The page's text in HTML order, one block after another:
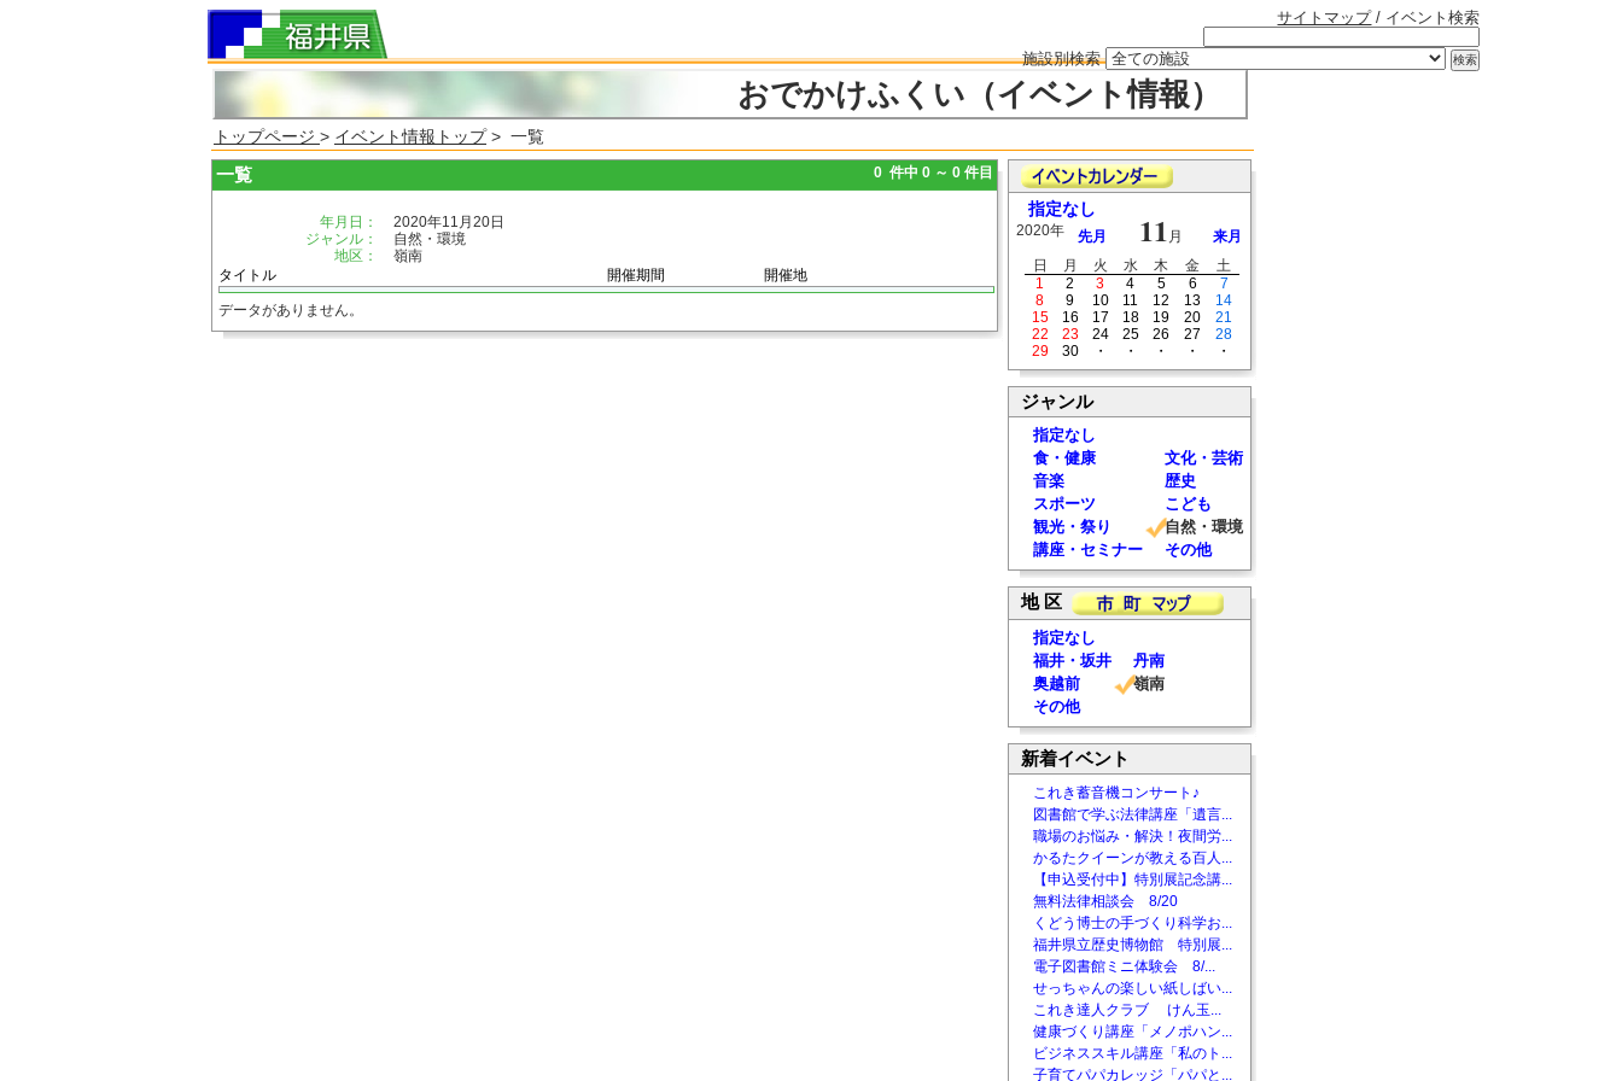
サイトマップ/ イベント検索
施設別検索
おでかけふくい（イベント情報）
トップページ > イベント情報トップ> 一覧
一覧 0 件中 0 ～ 0 件目
年月日：
2020年11月20日
ジャンル：
自然・環境
地区：
嶺南
タイトル
開催期間 開催地
データがありません。
指定なし
2020年 先月 11 月
来月
日
月 火 水 木 金
土
1
2 3 4 5 6
7
8
9 10 11 12 13
14
15
16 17 18 19 20
21
22
23 24 25 26 27
28
29
30 ・ ・ ・ ・ ・
ジャンル
指定なし
食・健康
文化・芸術
音楽
歴史
スポーツ
こども
観光・祭り
自然・環境
講座・セミナー
その他
地 区
指定なし
福井・坂井
丹南
奥越前
嶺南
その他
新着イベント
これき蓄音機コンサート♪
図書館で学ぶ法律講座「遺言...
職場のお悩み・解決！夜間労...
かるたクイーンが教える百人...
【申込受付中】特別展記念講...
無料法律相談会 8/20
くどう博士の手づくり科学お...
福井県立歴史博物館 特別展...
電子図書館ミニ体験会 8/...
せっちゃんの楽しい紙しばい...
これき達人クラブ けん玉...
健康づくり講座「メノポハン...
ビジネススキル講座「私のト...
子育てパパカレッジ「パパと...